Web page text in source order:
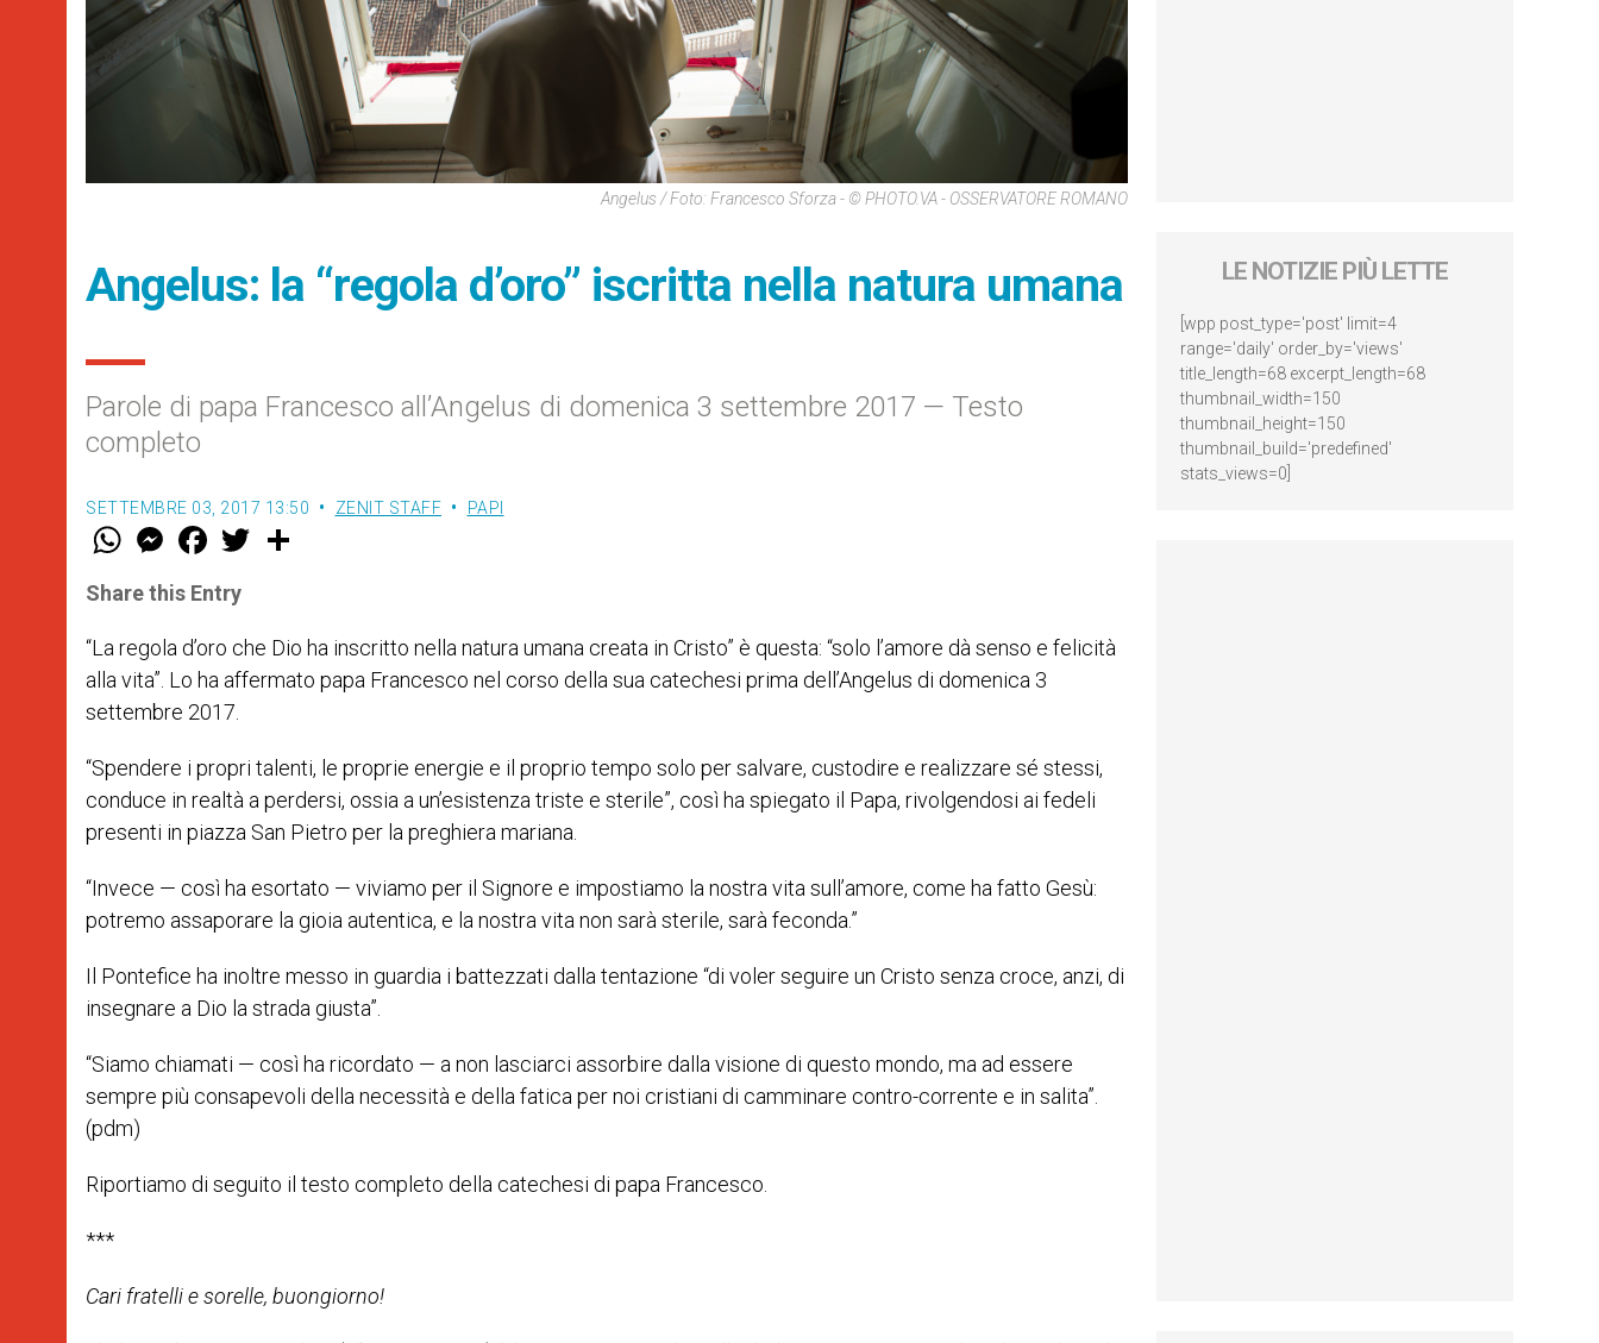
Angelus / Foto: Francesco Sforza - © PHOTO.VA - OSSERVATORE ROMANO
Angelus: la “regola d’oro” iscritta nella natura umana
Parole di papa Francesco all’Angelus di domenica 3 settembre 2017 — Testo
completo
SETTEMBRE 03, 2017 13:50 ZENIT STAFF PAPI
W
t
s
p
p
M
e
s
e
g
e
r
F
a
e
b
o
k
w
r
Share this Entry
“La regola d’oro che Dio ha inscritto nella natura umana creata in Cristo” è questa: “solo l’amore dà senso e felicità
alla vita”. Lo ha affermato papa Francesco nel corso della sua catechesi prima dell’Angelus di domenica 3
settembre 2017.
“Spendere i propri talenti, le proprie energie e il proprio tempo solo per salvare, custodire e realizzare sé stessi,
conduce in realtà a perdersi, ossia a un’esistenza triste e sterile”, così ha spiegato il Papa, rivolgendosi ai fedeli
presenti in piazza San Pietro per la preghiera mariana.
“Invece — così ha esortato — viviamo per il Signore e impostiamo la nostra vita sull’amore, come ha fatto Gesù:
potremo assaporare la gioia autentica, e la nostra vita non sarà sterile, sarà feconda.”
Il Pontefice ha inoltre messo in guardia i battezzati dalla tentazione “di voler seguire un Cristo senza croce, anzi, di
insegnare a Dio la strada giusta”.
“Siamo chiamati — così ha ricordato — a non lasciarci assorbire dalla visione di questo mondo, ma ad essere
sempre più consapevoli della necessità e della fatica per noi cristiani di camminare contro-corrente e in salita”
(pdm)
Riportiamo di seguito il testo completo della catechesi di papa Francesco.
***
Cari fratelli e sorelle, buongiorno!
LE NOTIZIE PIÙ LETTE
[wpp post_type='post' limit=4
range='daily' order_by='views'
title_length=68 excerpt_length=68
thumbnail_width=150
thumbnail_height=150
thumbnail_build='predefined'
stats_views=0]